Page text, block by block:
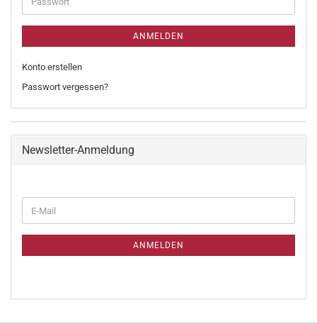
ANMELDEN
Konto erstellen
Passwort vergessen?
Newsletter-Anmeldung
ANMELDEN